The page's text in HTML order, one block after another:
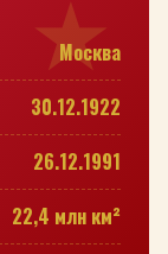
Москва
30.12.1922
26.12.1991
22,4 млн км²